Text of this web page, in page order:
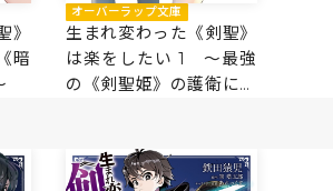
》
暗
オーバーラップ文庫
生まれ変わった《剣聖》
は楽をしたい 1 ～最強
の《剣聖姫》の護衛にな